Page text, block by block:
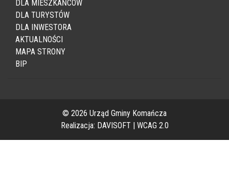
DLA MIESZKAŃCÓW
DLA TURYSTÓW
DLA INWESTORA
AKTUALNOŚCI
MAPA STRONY
BIP
© 2026 Urząd Gminy Komańcza
Realizacja: DAVISOFT | WCAG 2.0